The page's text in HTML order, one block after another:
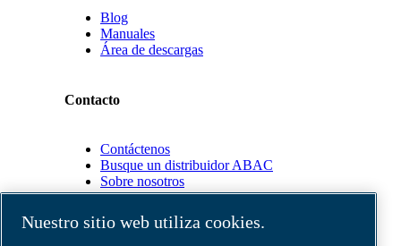
Blog
Manuales
Área de descargas
Contacto
Contáctenos
Busque un distribuidor ABAC
Sobre nosotros
Socios
Nuestro sitio web utiliza cookies.